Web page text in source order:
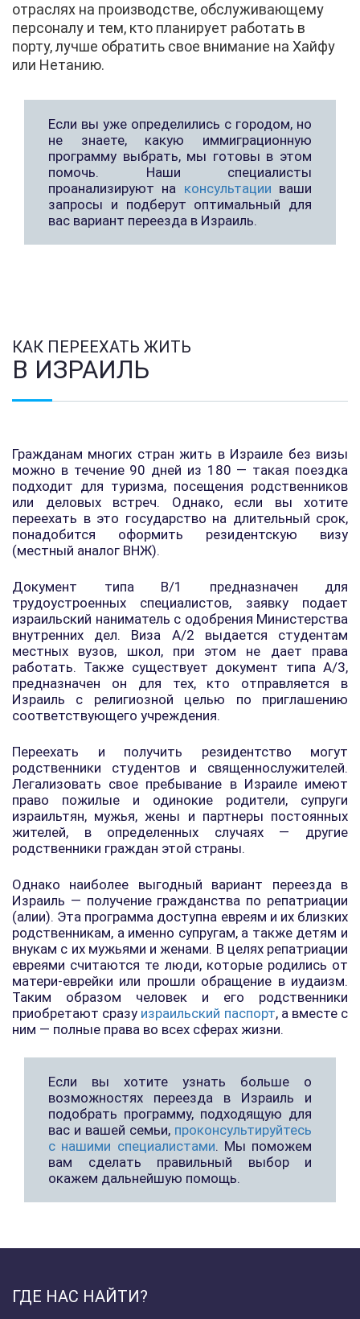
отраслях на производстве, обслуживающему
персоналу и тем, кто планирует работать в
порту, лучше обратить свое внимание на Хайфу
или Нетанию.
Если вы уже определились с городом, но
не знаете, какую иммиграционную
программу выбрать, мы готовы в этом
помочь. Наши специалисты
проанализируют на консультации ваши
запросы и подберут оптимальный для
вас вариант переезда в Израиль.
КАК ПЕРЕЕХАТЬ ЖИТЬ
В ИЗРАИЛЬ
Гражданам многих стран жить в Израиле без визы
можно в течение 90 дней из 180 — такая поездка
подходит для туризма, посещения родственников
или деловых встреч. Однако, если вы хотите
переехать в это государство на длительный срок,
понадобится оформить резидентскую визу
(местный аналог ВНЖ).
Документ типа B/1 предназначен для
трудоустроенных специалистов, заявку подает
израильский наниматель с одобрения Министерства
внутренних дел. Виза A/2 выдается студентам
местных вузов, школ, при этом не дает права
работать. Также существует документ типа A/3,
предназначен он для тех, кто отправляется в
Израиль с религиозной целью по приглашению
соответствующего учреждения.
Переехать и получить резидентство могут
родственники студентов и священнослужителей.
Легализовать свое пребывание в Израиле имеют
право пожилые и одинокие родители, супруги
израильтян, мужья, жены и партнеры постоянных
жителей, в определенных случаях — другие
родственники граждан этой страны.
Однако наиболее выгодный вариант переезда в
Израиль — получение гражданства по репатриации
(алии). Эта программа доступна евреям и их близких
родственникам, а именно супругам, а также детям и
внукам с их мужьями и женами. В целях репатриации
евреями считаются те люди, которые родились от
матери-еврейки или прошли обращение в иудаизм.
Таким образом человек и его родственники
приобретают сразу израильский паспорт, а вместе с
ним — полные права во всех сферах жизни.
Если вы хотите узнать больше о
возможностях переезда в Израиль и
подобрать программу, подходящую для
вас и вашей семьи, проконсультируйтесь
с нашими специалистами. Мы поможем
вам сделать правильный выбор и
окажем дальнейшую помощь.
ГДЕ НАС НАЙТИ?